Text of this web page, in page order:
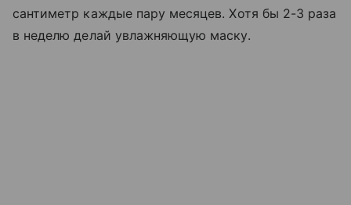
сантиметр каждые пару месяцев. Хотя бы 2-3 раза
в неделю делай увлажняющую маску.